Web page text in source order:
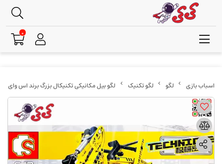
لگو لگو تکنیک لگو بیل مکانیکی تکنیکال بزرگ برند اس وای SEMBO BLOCK 701802
0